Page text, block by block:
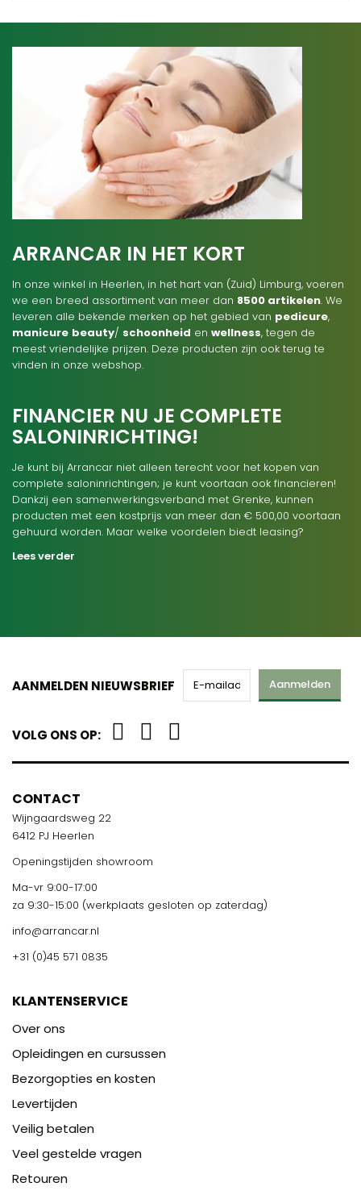
ARRANCAR IN HET KORT
In onze winkel in Heerlen, in het hart van (Zuid) Limburg, voeren
we een breed assortiment van meer dan 8500 artikelen. We
leveren alle bekende merken op het gebied van pedicure,
manicure beauty/ schoonheid en wellness, tegen de
meest vriendelijke prijzen. Deze producten zijn ook terug te
vinden in onze webshop.
FINANCIER NU JE COMPLETE
SALONINRICHTING!
Je kunt bij Arrancar niet alleen terecht voor het kopen van
complete saloninrichtingen; je kunt voortaan ook financieren!
Dankzij een samenwerkingsverband met Grenke, kunnen
producten met een kostprijs van meer dan € 500,00 voortaan
gehuurd worden. Maar welke voordelen biedt leasing?
Lees verder
AANMELDEN NIEUWSBRIEF Aanmelden
VOLG ONS OP:
CONTACT
Wijngaardsweg 22
6412 PJ Heerlen
Openingstijden showroom
Ma-vr 9:00-17:00
za 9:30-15:00 (werkplaats gesloten op zaterdag)
info@arrancar.nl
+31 (0)45 571 0835
KLANTENSERVICE
Over ons
Opleidingen en cursussen
Bezorgopties en kosten
Levertijden
Veilig betalen
Veel gestelde vragen
Retouren